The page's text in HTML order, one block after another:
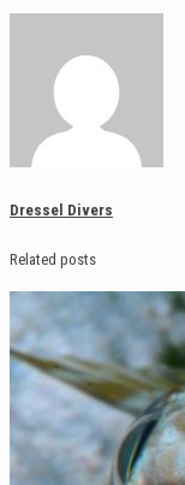
Dressel Divers
Related posts